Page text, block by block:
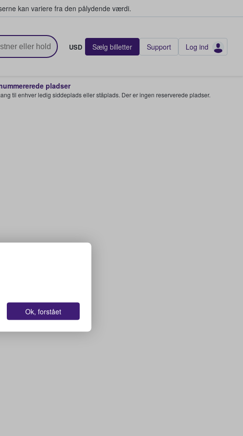
kan variere fra den pålydende værdi.
USD Sælg billetter Support Log ind
pladser
til enhver ledig siddeplads eller ståplads. Der er ingen reserverede pladser.
Ok, forstået